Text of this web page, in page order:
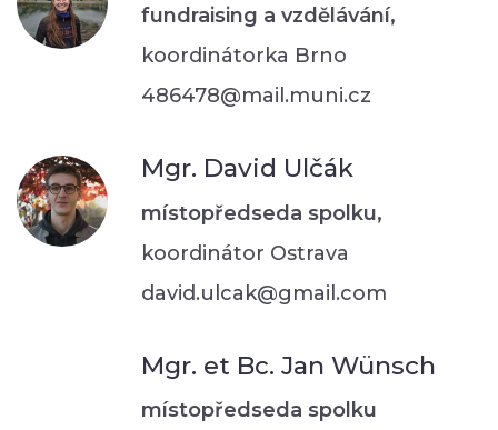
fundraising a vzdělávání,
koordinátorka Brno
486478@mail.muni.cz
Mgr. David Ulčák
místopředseda spolku,
koordinátor Ostrava
david.ulcak@gmail.com
Mgr. et Bc. Jan Wünsch
místopředseda spolku